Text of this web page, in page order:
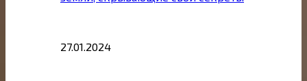
27.01.2024